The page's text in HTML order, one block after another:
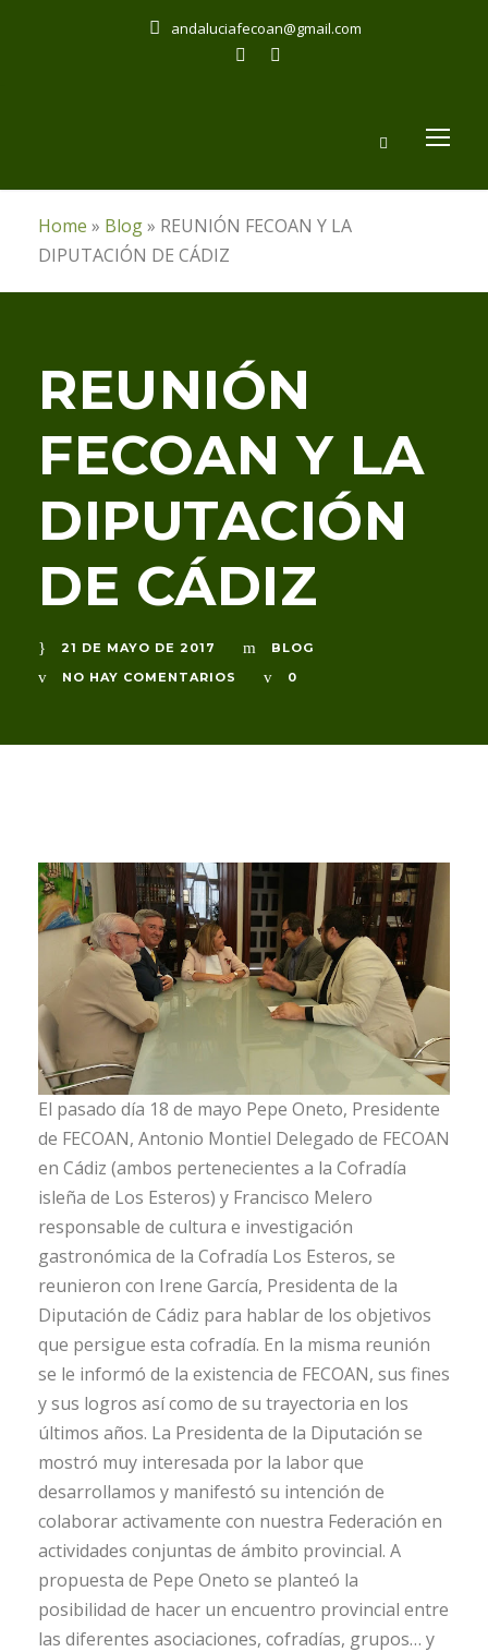
andaluciafecoan@gmail.com
Home » Blog» REUNIÓN FECOAN Y LA
DIPUTACIÓN DE CÁDIZ
REUNIÓN
FECOAN Y LA
DIPUTACIÓN
DE CÁDIZ
21 DE MAYO DE 2017
BLOG
NO HAY COMENTARIOS
0
El pasado día 18 de mayo Pepe Oneto, Presidente
de FECOAN, Antonio Montiel Delegado de FECOAN
en Cádiz (ambos pertenecientes a la Cofradía
isleña de Los Esteros) y Francisco Melero
responsable de cultura e investigación
gastronómica de la Cofradía Los Esteros, se
reunieron con Irene García, Presidenta de la
Diputación de Cádiz para hablar de los objetivos
que persigue esta cofradía. En la misma reunión
se le informó de la existencia de FECOAN, sus fines
y sus logros así como de su trayectoria en los
últimos años. La Presidenta de la Diputación se
mostró muy interesada por la labor que
desarrollamos y manifestó su intención de
colaborar activamente con nuestra Federación en
actividades conjuntas de ámbito provincial. A
propuesta de Pepe Oneto se planteó la
posibilidad de hacer un encuentro provincial entre
las diferentes asociaciones, cofradías, grupos… y